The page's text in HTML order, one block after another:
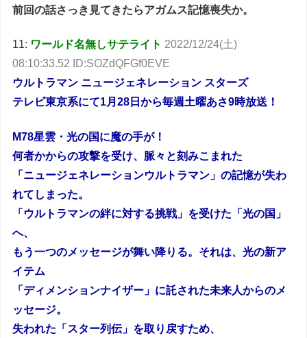
前回の話さっき見てきたらアガムス記憶喪失か。
11: ワールド名無しサテライト 2022/12/24(土)
08:10:33.52 ID:SOZdQFGf0EVE
ウルトラマン ニュージェネレーション スターズ
テレビ東京系にて1月28日から毎週土曜あさ9時放送！
M78星雲・光の国に魔の手が！
何者かからの攻撃を受け、脈々と刻みこまれた
「ニュージェネレーションウルトラマン」の記憶が失わ
れてしまった。
「ウルトラマンの絆に対する挑戦」を受けた「光の国」
へ、
もう一つのメッセージが舞い降りる。それは、光の新ア
イテム
「ディメンションナイザー」に託された未来人からのメ
ッセージ。
失われた「スター列伝」を取り戻すため、